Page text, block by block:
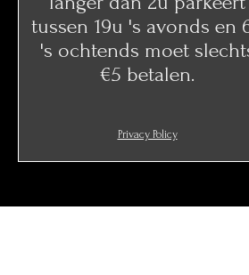
€5 betalen.
Privacy Policy